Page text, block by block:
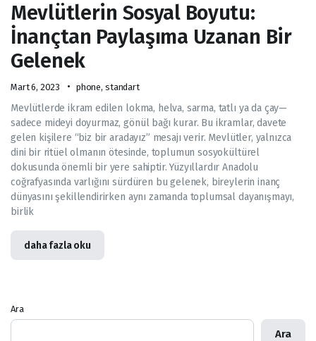
Mevlütlerin Sosyal Boyutu:
İnançtan Paylaşıma Uzanan Bir
Gelenek
Mart 6, 2023 phone, standart
Mevlütlerde ikram edilen lokma, helva, sarma, tatlı ya da çay—
sadece mideyi doyurmaz, gönül bağı kurar. Bu ikramlar, davete
gelen kişilere “biz bir aradayız” mesajı verir. Mevlütler, yalnızca
dini bir ritüel olmanın ötesinde, toplumun sosyokültürel
dokusunda önemli bir yere sahiptir. Yüzyıllardır Anadolu
coğrafyasında varlığını sürdüren bu gelenek, bireylerin inanç
dünyasını şekillendirirken aynı zamanda toplumsal dayanışmayı,
birlik
daha fazla oku
Ara
Ara